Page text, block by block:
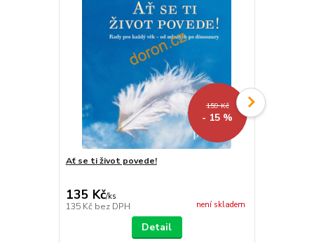
159 Kč
- 15 %
Ať se ti život povede!
135 Kč/ks
135 Kč bez DPH není skladem
Detail